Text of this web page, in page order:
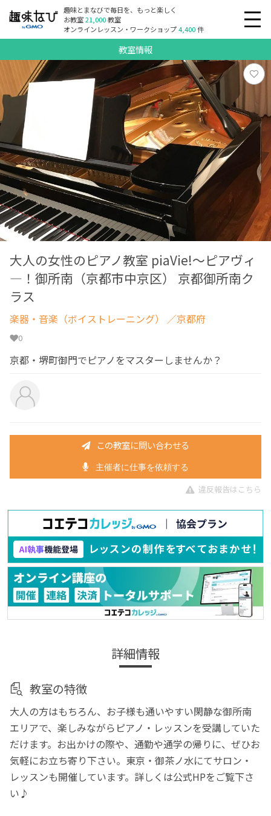
趣味とまなびで毎日を、もっと楽しく
お教室21,000教室
オンラインレッスン・ワークショップ4,400件
教室情報
大人の女性のピアノ教室 piaVie!～ピアヴィ
―！御所南（京都市中京区） 京都御所南ク
ラス
楽器・音楽（ボイストレーニング） ／京都府
0
京都・堺町御門でピアノをマスターしませんか？
この教室に問い合わせる
主催者に仕事を依頼する
違反報告はこちら
詳細情報
教室の特徴
大人の方はもちろん、お子様も通いやすい閑静な御所南
エリアで、楽しみながらピアノ・レッスンを受講していた
だけます。お出かけの際や、通勤や通学の帰りに、ぜひお
気軽にお立ち寄り下さい。東京・御茶ノ水にてサロン・
レッスンも開催しています。詳しくは公式HPをご覧下さ
い♪